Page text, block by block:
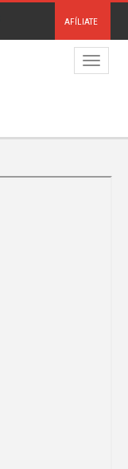
AFÍLIATE
Menú